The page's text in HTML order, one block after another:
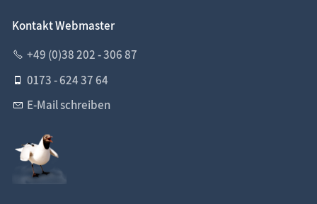
Kontakt Webmaster
+49 (0)38 202 - 306 87
0173 - 624 37 64
E-Mail schreiben